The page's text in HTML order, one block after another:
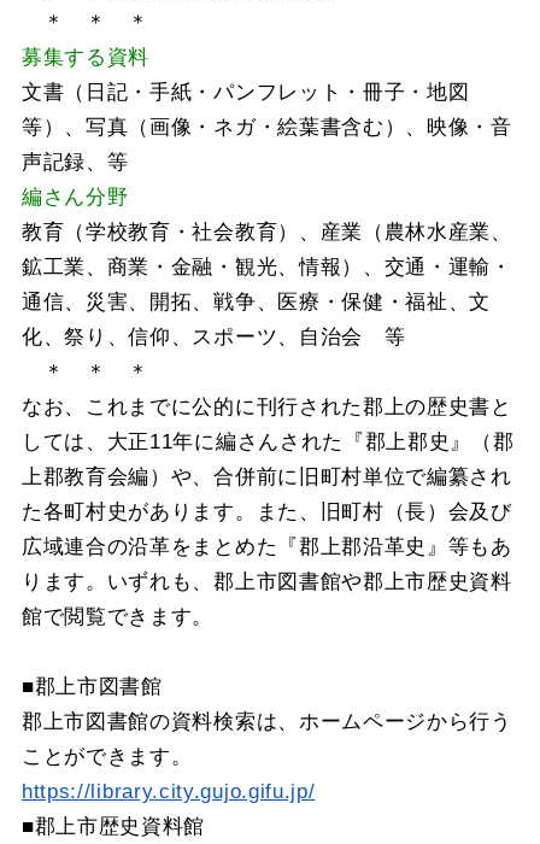
＊ ＊ ＊
募集する資料
文書（日記・手紙・パンフレット・冊子・地図
等）、写真（画像・ネガ・絵葉書含む）、映像・音
声記録、等
編さん分野
教育（学校教育・社会教育）、産業（農林水産業、
鉱工業、商業・金融・観光、情報）、交通・運輸・
通信、災害、開拓、戦争、医療・保健・福祉、文
化、祭り、信仰、スポーツ、自治会 等
＊ ＊ ＊
なお、これまでに公的に刊行された郡上の歴史書と
しては、大正11年に編さんされた『郡上郡史』（郡
上郡教育会編）や、合併前に旧町村単位で編纂され
た各町村史があります。また、旧町村（長）会及び
広域連合の沿革をまとめた『郡上郡沿革史』等もあ
ります。いずれも、郡上市図書館や郡上市歴史資料
館で閲覧できます。
■郡上市図書館
郡上市図書館の資料検索は、ホームページから行う
ことができます。
https://library.city.gujo.gifu.jp/
■郡上市歴史資料館